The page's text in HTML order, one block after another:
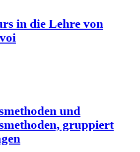
in die Lehre von
und
gruppiert